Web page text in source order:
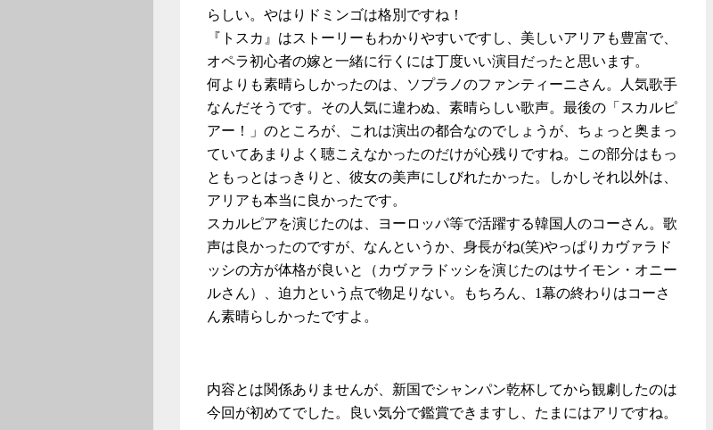
らしい。やはりドミンゴは格別ですね！
『トスカ』はストーリーもわかりやすいですし、美しいアリアも豊富で、
オペラ初心者の嫁と一緒に行くには丁度いい演目だったと思います。
何よりも素晴らしかったのは、ソプラノのファンティーニさん。人気歌手
なんだそうです。その人気に違わぬ、素晴らしい歌声。最後の「スカルピ
アー！」のところが、これは演出の都合なのでしょうが、ちょっと奥まっ
ていてあまりよく聴こえなかったのだけが心残りですね。この部分はもっ
ともっとはっきりと、彼女の美声にしびれたかった。しかしそれ以外は、
アリアも本当に良かったです。
スカルピアを演じたのは、ヨーロッパ等で活躍する韓国人のコーさん。歌
声は良かったのですが、なんというか、身長がね(笑)やっぱりカヴァラド
ッシの方が体格が良いと（カヴァラドッシを演じたのはサイモン・オニー
ルさん）、迫力という点で物足りない。もちろん、1幕の終わりはコーさ
ん素晴らしかったですよ。
内容とは関係ありませんが、新国でシャンパン乾杯してから観劇したのは
今回が初めてでした。良い気分で鑑賞できますし、たまにはアリですね。